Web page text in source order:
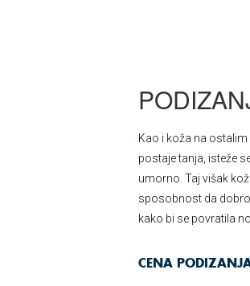
Kao i koža na
postaje tanja, isteže
umorno. Taj višak
sposobnost da
kako bi se povratila
CENA